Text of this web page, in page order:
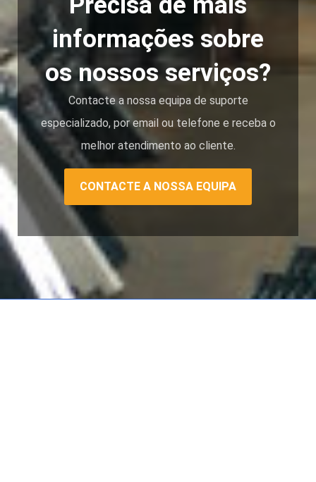
informações sobre
os nossos serviços?
Contacte a nossa equipa de suporte
especializado, por email ou telefone e receba o
melhor atendimento ao cliente.
CONTACTE A NOSSA EQUIPA